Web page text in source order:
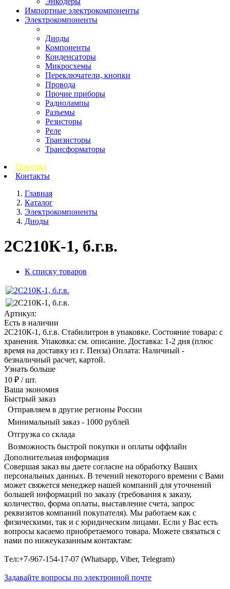
Импортные электрокомпоненты
Электрокомпоненты
Диоды
Компоненты
Конденсаторы
Микросхемы
Переключатели, кнопки
Провода
Прочие приборы
Радиолампы
Разъемы
Резисторы
Реле
Транзисторы
Трансформаторы
Покупка
Контакты
Главная
Каталог
Электрокомпоненты
Диоды
2С210К-1, б.г.в.
К списку товаров
Артикул:
Есть в наличии
2С210К-1, б.г.в. Стабилитрон в упаковке. Состояние товара: с
хранения. Упаковка: см. описание. Доставка: 1-2 дня (плюс
время на доставку из г. Пенза) Оплата: Наличный -
безналичный расчет, картой.
Узнать больше
10 ₽ / шт.
Ваша экономия
Быстрый заказ
Отправляем в другие регионы России
Минимальный заказ - 1000 рублей
Отгрузка со склада
Возможность быстрой покупки и оплаты оффлайн
Дополнительная информация
Совершая заказ вы даете согласие на обработку Ваших
персональных данных. В течений некоторого времени с Вами
может свяжется менеджер нашей компаний для уточнений
большей информаций по заказу (требования к заказу,
количество, форма оплаты, выставление счета, запрос
реквизитов компаний покупателя). Мы работаем как с
физическими, так и с юридическим лицами. Если у Вас есть
вопросы касаемо приобретаемого товара. Можете связаться с
нами по нижеуказанным контактам:
Tел:+7-967-154-17-07 (Whatsapp, Viber, Telegram)
Задавайте вопросы по электронной почте